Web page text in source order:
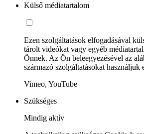
Külső médiatartalom
Ezen szolgáltatások elfogadásával
tárolt videókat vagy egyéb
Önnek. Az Ön beleegyezésével az
származó szolgáltatásokat használjuk
Vimeo, YouTube
Szükséges
Mindig aktív